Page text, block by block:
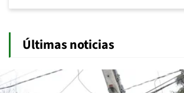
Últimas noticias